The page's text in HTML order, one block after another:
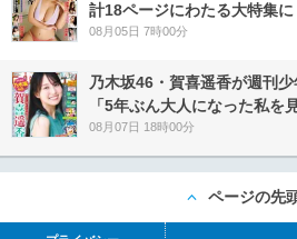
計18ページにわたる大特集に
08月05日 7時00分
乃木坂46・賀喜遥香が週刊
「5年ぶん大人になった私を
08月07日 18時00分
ページの先